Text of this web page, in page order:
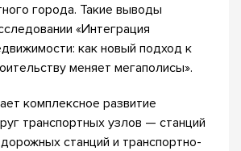
города. Такие выводы
«Интеграция
как новый подход к
меняет мегаполисы».
комплексное развитие
транспортных узлов — станций
станций и транспортно-